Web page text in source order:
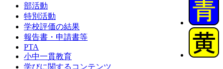
部活動
特別活動
学校評価の結果
報告書・申請書等
PTA
小中一貫教育
学びに関するコンテンツ